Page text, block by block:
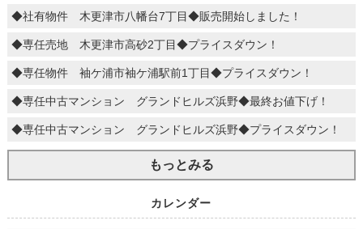
◆社有物件 木更津市八幡台7丁目◆販売開始しました！
◆専任売地 木更津市高砂2丁目◆プライスダウン！
◆専任物件 袖ケ浦市袖ケ浦駅前1丁目◆プライスダウン！
◆専任中古マンション グランドヒルズ浜野◆最終お値下げ！
◆専任中古マンション グランドヒルズ浜野◆プライスダウン！
もっとみる
カレンダー